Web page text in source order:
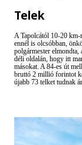
Telek
A Tapolcától 10-20
ennél is olcsóbban,
polgármester elmondta,
déli oldalán, hogy itt
másokat. A 84-es út
bruttó 2 millió forintot
újabb 73 telket tudnak